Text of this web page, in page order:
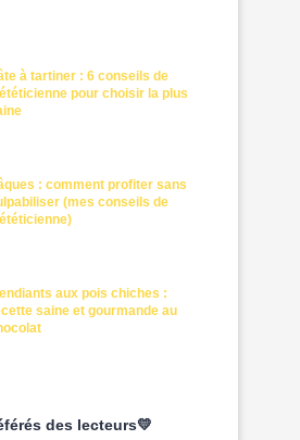
à tartiner : 6 conseils de
pour choisir la plus
: comment profiter sans
(mes conseils de
aux pois chiches :
saine et gourmande au
des lecteurs💛